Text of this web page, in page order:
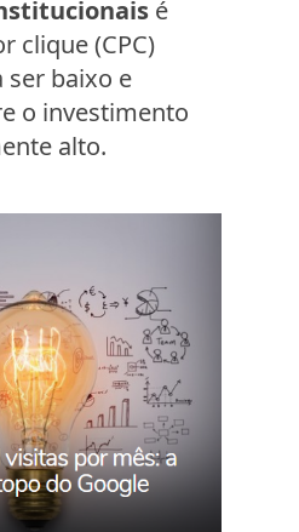
é
clique (CPC)
ser baixo e
o investimento
alto.